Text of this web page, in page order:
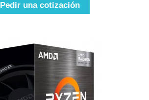
Pedir una cotización